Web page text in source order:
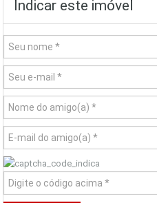
Indicar este imóvel